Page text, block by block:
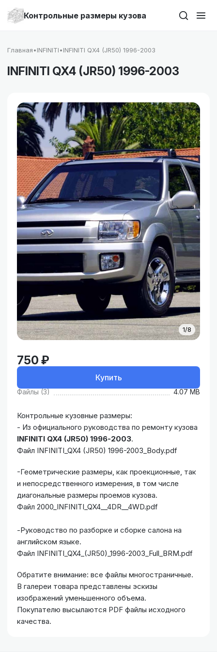
Контрольные размеры кузова
Главная•INFINITI•INFINITI QX4 (JR50) 1996-2003
INFINITI QX4 (JR50) 1996-2003
1/8
750 ₽
Купить
Файлы (3) 4.07 MB
Контрольные кузовные размеры:
- Из официального руководства по ремонту кузова
INFINITI QX4 (JR50) 1996-2003.
Файл INFINITI_QX4 (JR50) 1996-2003_Body.pdf
-Геометрические размеры, как проекционные, так
и непосредственного измерения, в том числе
диагональные размеры проемов кузова.
Файл 2000_INFINITI_QX4__4DR__4WD.pdf
-Руководство по разборке и сборке салона на
английском языке.
Файл INFINITI_QX4_(JR50)_1996-2003_Full_BRM.pdf
Обратите внимание: все файлы многостраничные.
В галереи товара представлены эскизы
изображений уменьшенного объема.
Покупателю высылаются PDF файлы исходного
качества.